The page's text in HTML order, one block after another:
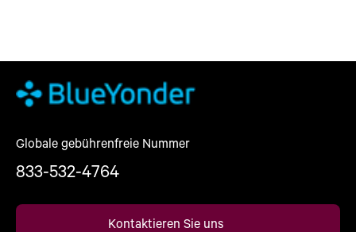
Globale gebührenfreie Nummer
833-532-4764
Kontaktieren Sie uns